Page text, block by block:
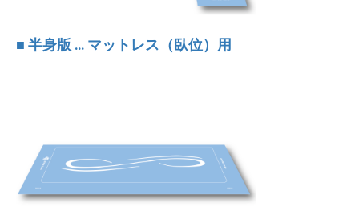
■ 半身版 … マットレス（臥位）用